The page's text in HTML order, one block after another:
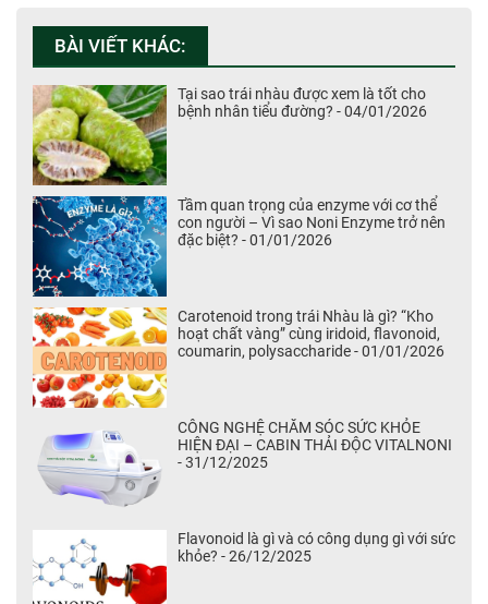
BÀI VIẾT KHÁC:
Tại sao trái nhàu được xem là tốt cho
bệnh nhân tiểu đường? - 04/01/2026
Tầm quan trọng của enzyme với cơ thể
con người – Vì sao Noni Enzyme trở nên
đặc biệt? - 01/01/2026
Carotenoid trong trái Nhàu là gì? “Kho
hoạt chất vàng” cùng iridoid, flavonoid,
coumarin, polysaccharide - 01/01/2026
CÔNG NGHỆ CHĂM SÓC SỨC KHỎE
HIỆN ĐẠI – CABIN THẢI ĐỘC VITALNONI
- 31/12/2025
Flavonoid là gì và có công dụng gì với sức
khỏe? - 26/12/2025